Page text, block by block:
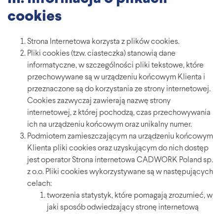
cookies
Strona Internetowa korzysta z plików cookies.
Pliki cookies (tzw. ciasteczka) stanowią dane
informatyczne, w szczególności pliki tekstowe, które
przechowywane są w urządzeniu końcowym Klienta i
przeznaczone są do korzystania ze strony internetowej.
Cookies zazwyczaj zawierają nazwę strony
internetowej, z której pochodzą, czas przechowywania
ich na urządzeniu końcowym oraz unikalny numer.
Podmiotem zamieszczającym na urządzeniu końcowym
Klienta pliki cookies oraz uzyskującym do nich dostęp
jest operator Strona internetowa CADWORK Poland sp.
z o.o. Pliki cookies wykorzystywane są w następujących
celach:
tworzenia statystyk, które pomagają zrozumieć, w
jaki sposób odwiedzający stronę internetową